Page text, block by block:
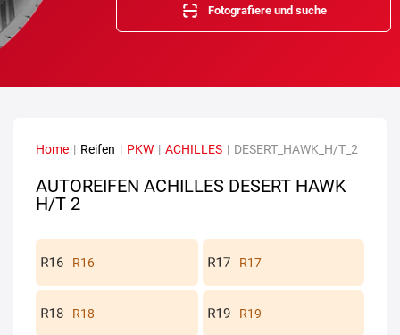
Fotografiere und suche
Home | Reifen | PKW | ACHILLES | DESERT_HAWK_H/T_2
AUTOREIFEN ACHILLES DESERT HAWK
H/T 2
R16 R17
R18 R19